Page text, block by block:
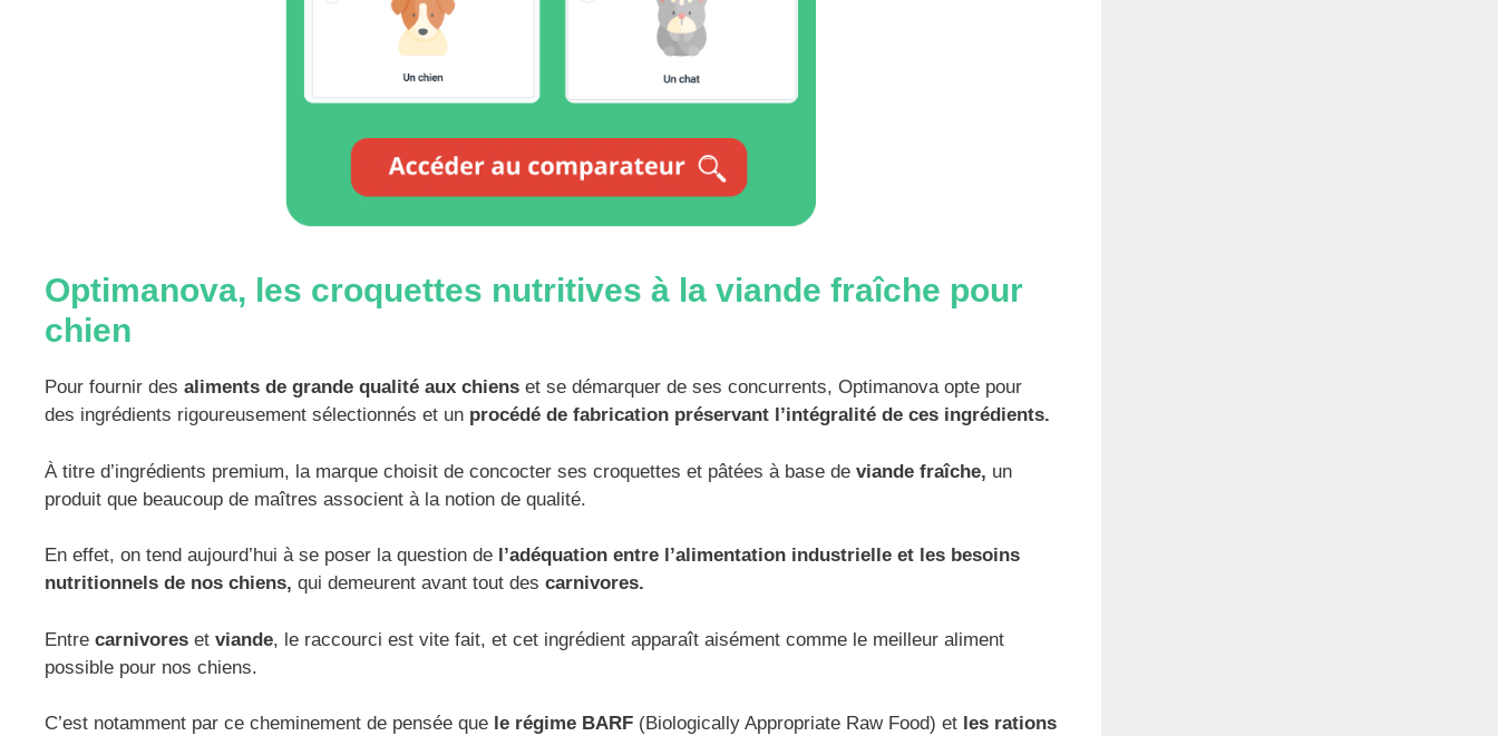
Optimanova, les croquettes nutritives à la viande fraîche pour
chien
Pour fournir des aliments de grande qualité aux chiens et se démarquer de ses concurrents, Optimanova opte pour
des ingrédients rigoureusement sélectionnés et un procédé de fabrication préservant l’intégralité de ces ingrédients.
À titre d’ingrédients premium, la marque choisit de concocter ses croquettes et pâtées à base de viande fraîche, un
produit que beaucoup de maîtres associent à la notion de qualité.
En effet, on tend aujourd’hui à se poser la question de l’adéquation entre l’alimentation industrielle et les besoins
nutritionnels de nos chiens, qui demeurent avant tout des carnivores.
Entre carnivores et viande, le raccourci est vite fait, et cet ingrédient apparaît aisément comme le meilleur aliment
possible pour nos chiens.
C’est notamment par ce cheminement de pensée que le régime BARF (Biologically Appropriate Raw Food) et les rations